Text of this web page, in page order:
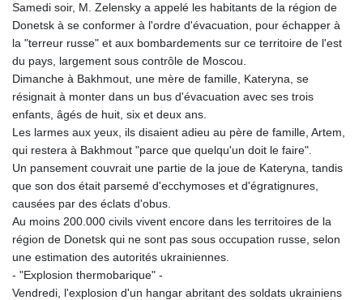
Samedi soir, M. Zelensky a appelé les habitants de la région de
Donetsk à se conformer à l'ordre d'évacuation, pour échapper à
la "terreur russe" et aux bombardements sur ce territoire de l'est
du pays, largement sous contrôle de Moscou.
Dimanche à Bakhmout, une mère de famille, Kateryna, se
résignait à monter dans un bus d'évacuation avec ses trois
enfants, âgés de huit, six et deux ans.
Les larmes aux yeux, ils disaient adieu au père de famille, Artem,
qui restera à Bakhmout "parce que quelqu'un doit le faire".
Un pansement couvrait une partie de la joue de Kateryna, tandis
que son dos était parsemé d'ecchymoses et d'égratignures,
causées par des éclats d'obus.
Au moins 200.000 civils vivent encore dans les territoires de la
région de Donetsk qui ne sont pas sous occupation russe, selon
une estimation des autorités ukrainiennes.
- "Explosion thermobarique" -
Vendredi, l'explosion d'un hangar abritant des soldats ukrainiens